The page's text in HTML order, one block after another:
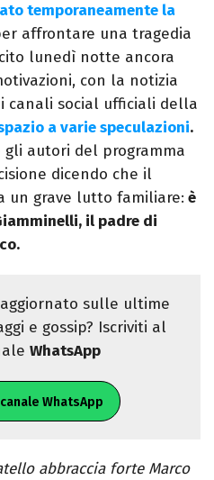
temporaneamente la
affrontare una tragedia
lunedì notte ancora
con la notizia
canali social ufficiali della
a varie speculazioni.
gli autori del programma
dicendo che il
un grave lutto familiare: è
il padre di
sulle ultime
e gossip? Iscriviti al
WhatsApp
WhatsApp
abbraccia forte Marco